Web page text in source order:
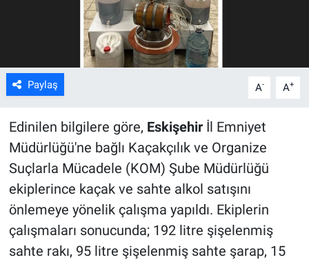
Paylaş A- A+
Edinilen bilgilere göre, Eskişehirİl Emniyet
Müdürlüğü'ne bağlı Kaçakçılık ve Organize
Suçlarla Mücadele (KOM) Şube Müdürlüğü
ekiplerince kaçak ve sahte alkol satışını
önlemeye yönelik çalışma yapıldı. Ekiplerin
çalışmaları sonucunda; 192 litre şişelenmiş
sahte rakı, 95 litre şişelenmiş sahte şarap, 15